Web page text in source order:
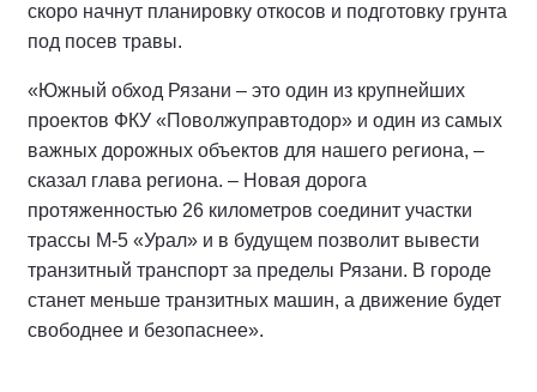
скоро начнут планировку откосов и подготовку грунта
под посев травы.
«Южный обход Рязани – это один из крупнейших
проектов ФКУ «Поволжуправтодор» и один из самых
важных дорожных объектов для нашего региона, –
сказал глава региона. – Новая дорога
протяженностью 26 километров соединит участки
трассы М-5 «Урал» и в будущем позволит вывести
транзитный транспорт за пределы Рязани. В городе
станет меньше транзитных машин, а движение будет
свободнее и безопаснее».